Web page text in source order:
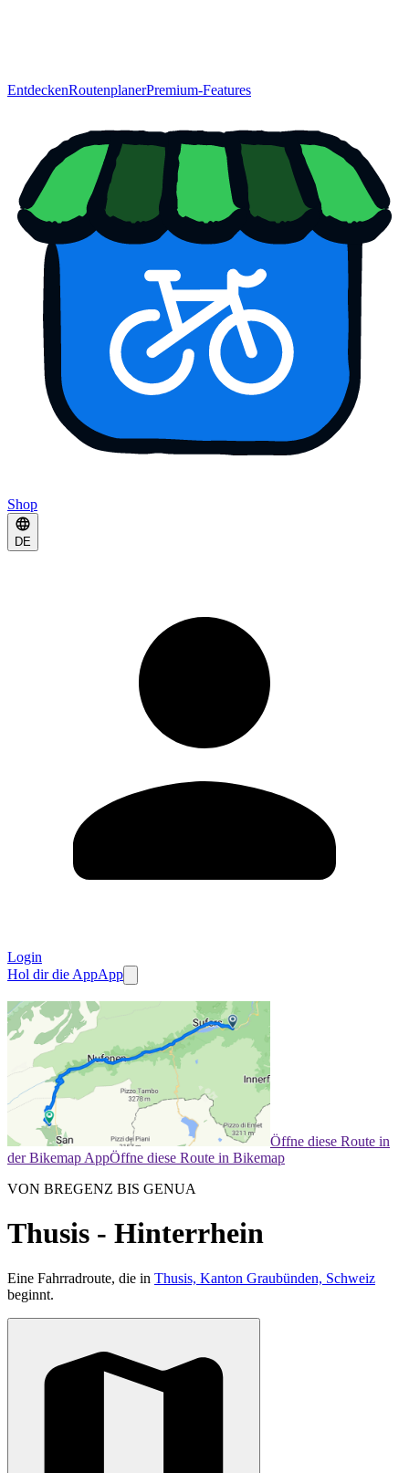
EntdeckenRoutenplanerPremium-Features
Shop
DE
Login
Hol dir die AppApp
Öffne diese Route in
der Bikemap AppÖffne diese Route in Bikemap
VON BREGENZ BIS GENUA
Thusis - Hinterrhein
Eine Fahrradroute, die in Thusis, Kanton Graubünden, Schweiz
beginnt.